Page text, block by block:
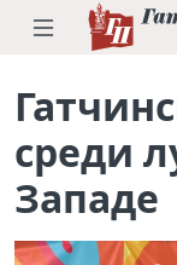
среди
Западе